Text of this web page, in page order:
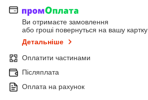
Ви отримаєте замовлення
або гроші повернуться на вашу картку
Детальніше
Оплатити частинами
Післяплата
Оплата на рахунок